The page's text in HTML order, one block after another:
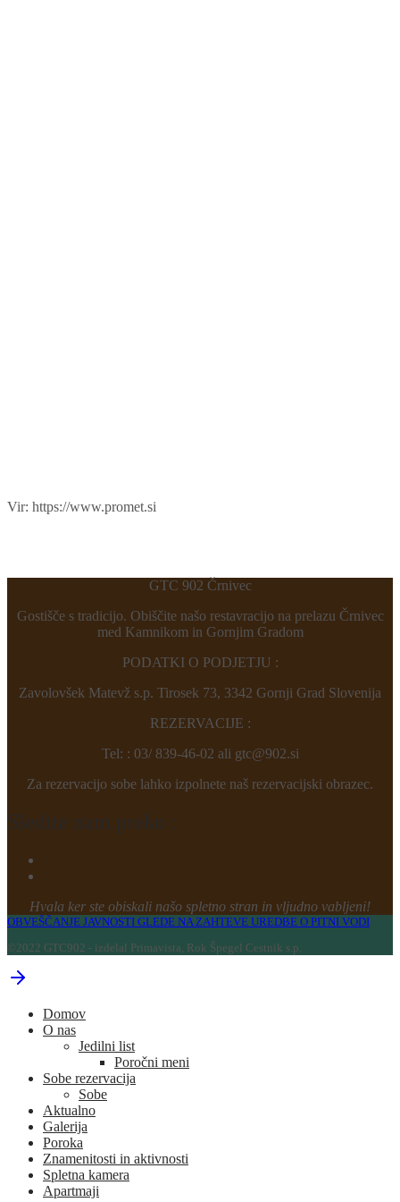
Vir: https://www.promet.si
GTC 902 Črnivec
Gostišče s tradicijo. Obiščite našo restavracijo na prelazu Črnivec
med Kamnikom in Gornjim Gradom
PODATKI O PODJETJU :
Zavolovšek Matevž s.p. Tirosek 73, 3342 Gornji Grad Slovenija
REZERVACIJE :
Tel: : 03/ 839-46-02 ali gtc@902.si
Za rezervacijo sobe lahko izpolnete naš rezervacijski obrazec.
Sledite nam preko :
Hvala ker ste obiskali našo spletno stran in vljudno vabljeni!
OBVEŠČANJE JAVNOSTI GLEDE NA ZAHTEVE UREDBE O PITNI VODI
©2022 GTC902 - izdelal Primavista, Rok Špegel Cestnik s.p.
Domov
O nas
Jedilni list
Poročni meni
Sobe rezervacija
Sobe
Aktualno
Galerija
Poroka
Znamenitosti in aktivnosti
Spletna kamera
Apartmaji